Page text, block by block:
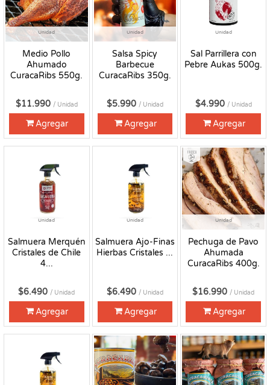
Unidad
Medio Pollo
Ahumado
CuracaRibs 550g.
$11.990 / Unidad
Agregar
Unidad
Salsa Spicy
Barbecue
CuracaRibs 350g.
$5.990 / Unidad
Agregar
Unidad
Sal Parrillera con
Pebre Aukas 500g.
$4.990 / Unidad
Agregar
Unidad
Salmuera Merquén
Cristales de Chile
4...
$6.490 / Unidad
Agregar
Unidad
Salmuera Ajo-Finas
Hierbas Cristales ...
$6.490 / Unidad
Agregar
Unidad
Pechuga de Pavo
Ahumada
CuracaRibs 400g.
Fresco
$16.990 / Unidad
Agregar